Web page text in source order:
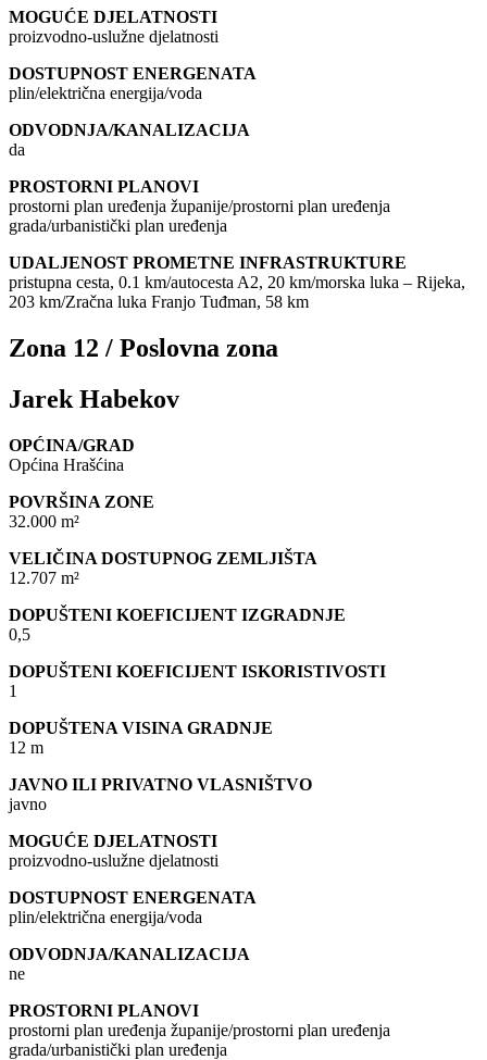
MOGUĆE DJELATNOSTI
proizvodno-uslužne djelatnosti
DOSTUPNOST ENERGENATA
plin/električna energija/voda
ODVODNJA/KANALIZACIJA
da
PROSTORNI PLANOVI
prostorni plan uređenja županije/prostorni plan uređenja
grada/urbanistički plan uređenja
UDALJENOST PROMETNE INFRASTRUKTURE
pristupna cesta, 0.1 km/autocesta A2, 20 km/morska luka – Rijeka,
203 km/Zračna luka Franjo Tuđman, 58 km
Zona 12 / Poslovna zona
Jarek Habekov
OPĆINA/GRAD
Općina Hrašćina
POVRŠINA ZONE
32.000 m²
VELIČINA DOSTUPNOG ZEMLJIŠTA
12.707 m²
DOPUŠTENI KOEFICIJENT IZGRADNJE
0,5
DOPUŠTENI KOEFICIJENT ISKORISTIVOSTI
1
DOPUŠTENA VISINA GRADNJE
12 m
JAVNO ILI PRIVATNO VLASNIŠTVO
javno
MOGUĆE DJELATNOSTI
proizvodno-uslužne djelatnosti
DOSTUPNOST ENERGENATA
plin/električna energija/voda
ODVODNJA/KANALIZACIJA
ne
PROSTORNI PLANOVI
prostorni plan uređenja županije/prostorni plan uređenja
grada/urbanistički plan uređenja